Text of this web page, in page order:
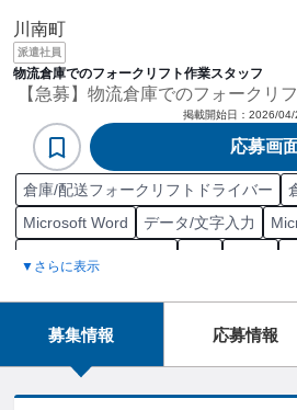
川南町
派遣社員
物流倉庫でのフォークリフト作業スタッフ
【急募】物流倉庫でのフォークリ
掲載開始日： 2026/04/
応募画
倉庫/配送フォークリフトドライバー
Microsoft Word
データ/文字入力
▼さらに表示
募集情報 応募情報